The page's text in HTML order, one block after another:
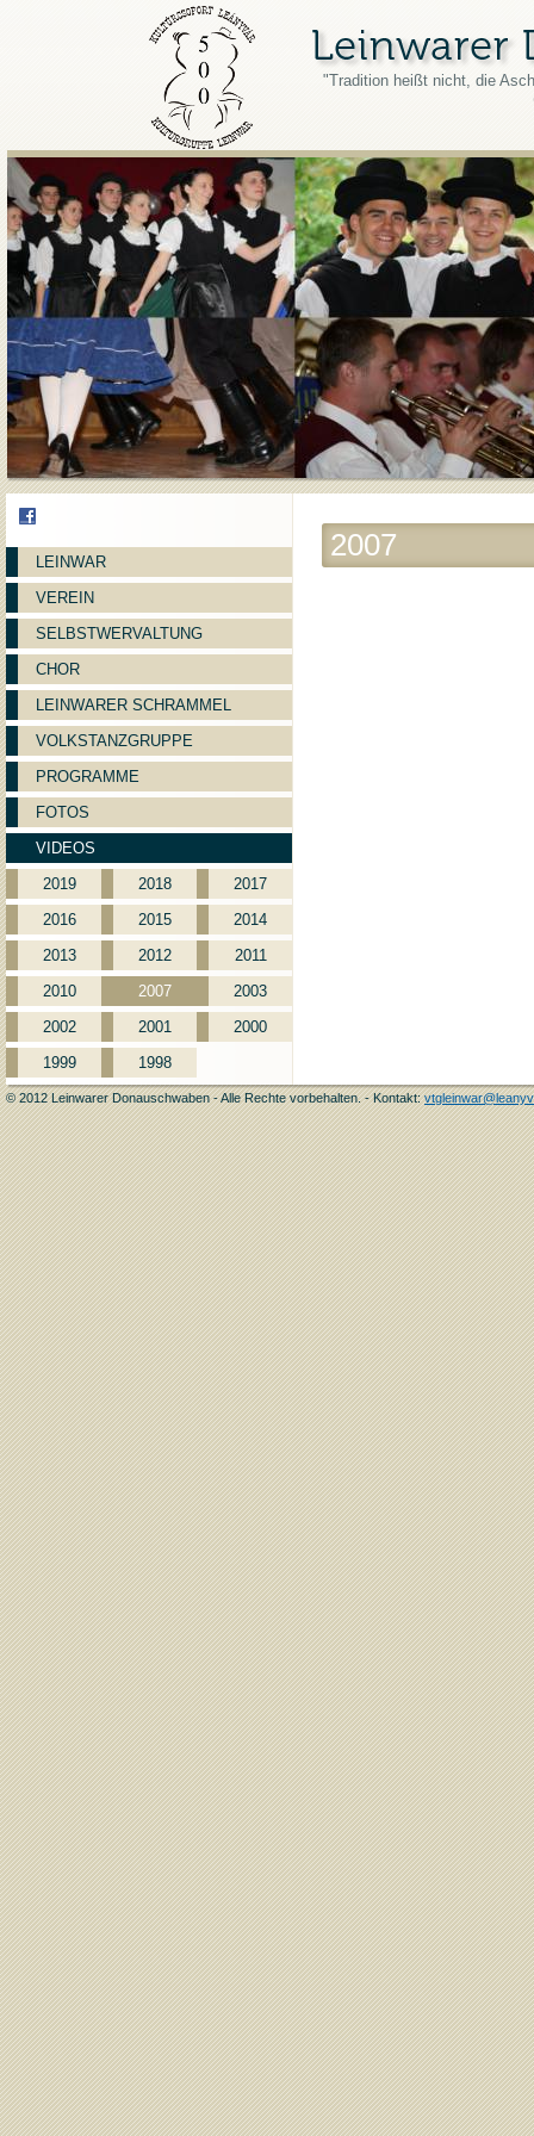
"Tradition heißt nicht, die
LEINWAR
VEREIN
SELBSTWERVALTUNG
CHOR
LEINWARER SCHRAMMEL
VOLKSTANZGRUPPE
PROGRAMME
FOTOS
VIDEOS
2019
2018
2017
2016
2015
2014
2013
2012
2011
2010
2007
2003
2002
2001
2000
1999
1998
2007
© 2012 Leinwarer Donauschwaben - Alle Rechte vorbehalten. - Kontakt: